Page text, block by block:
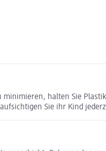
minimieren, halten Sie
Sie ihr Kind